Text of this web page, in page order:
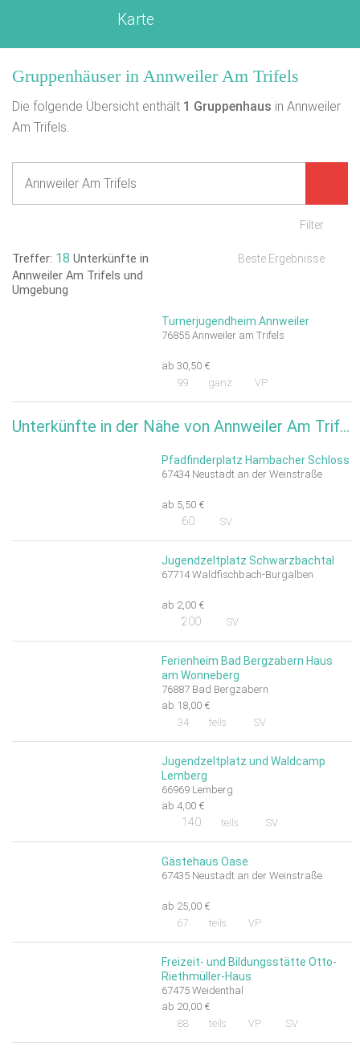
Karte
Gruppenhäuser in Annweiler Am Trifels
Die folgende Übersicht enthält 1 Gruppenhaus in Annweiler
Am Trifels.
Filter
Treffer: 18 Unterkünfte in
Annweiler Am Trifels und
Umgebung
Beste Ergebnisse
Turnerjugendheim Annweiler
76855 Annweiler am Trifels
ab 30,50 €
99
ganz VP
Unterkünfte in der Nähe von Annweiler Am Trifels
Pfadfinderplatz Hambacher Schloss
67434 Neustadt an der Weinstraße
ab 5,50 €
60 SV
Jugendzeltplatz Schwarzbachtal
67714 Waldfischbach-Burgalben
ab 2,00 €
200 SV
Ferienheim Bad Bergzabern Haus
am Wonneberg
76887 Bad Bergzabern
ab 18,00 €
34
teils SV
Jugendzeltplatz und Waldcamp
Lemberg
66969 Lemberg
ab 4,00 €
140 teils SV
Gästehaus Oase
67435 Neustadt an der Weinstraße
ab 25,00 €
67
teils VP
Freizeit- und Bildungsstätte Otto-
Riethmüller-Haus
67475 Weidenthal
ab 20,00 €
88
teils VP SV